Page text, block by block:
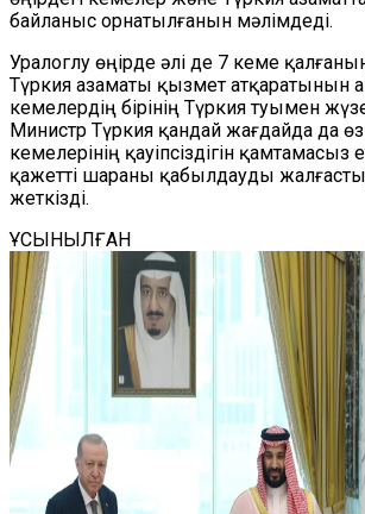
байланыс орнатылғанын мәлімдеді.
Уралоглу өңірде әлі де 7 кеме
Түркия азаматы қызмет атқаратынын
кемелердің бірінің Түркия туымен
Министр Түркия қандай жағдайда да
кемелерінің қауіпсіздігін қамтамасыз
қажетті шараны қабылдауды
жеткізді.
ҰСЫНЫЛҒАН